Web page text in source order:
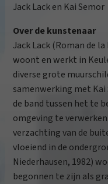
Jack Lack en Kai Semor
Over de kunstenaar
Jack Lack (Roman de
woont en werkt in
diverse grote
samenwerking met
de band tussen het te
omgeving te
verzachting van de
vloeiend in de
Niederhausen, 1982)
begonnen te zijn als